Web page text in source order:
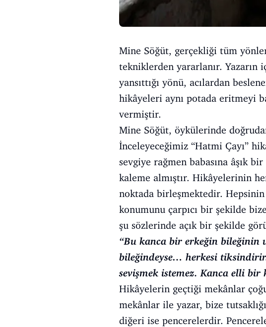
Mine Söğüt, gerçekliği tüm
tekniklerden yararlanır. Yazarın
yansıttığı yönü, acılardan
hikâyeleri aynı potada eritmeyi
vermiştir.
Mine Söğüt, öykülerinde
İnceleyeceğimiz “Hatmi Çayı”
sevgiye rağmen babasına âşık
kaleme almıştır. Hikâyelerinin
noktada birleşmektedir. Hepsinin
konumunu çarpıcı bir şekilde
şu sözlerinde açık bir şekilde
“Bu kanca bir erkeğin bileğinin
bileğindeyse… herkesi
sevişmek istemez. Kanca elli bir
Hikâyelerin geçtiği mekânlar
mekânlar ile yazar, bize
diğeri ise pencerelerdir.